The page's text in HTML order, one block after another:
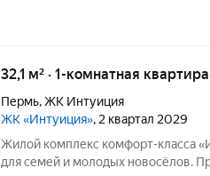
32,1 м² · 1-комнатная
Пермь,ЖК Интуиция
ЖК «Интуиция», 2 квартал 2029
Жилой комплекс комфорт-класса «Интуиция»
для семей и молодых новосёлов.